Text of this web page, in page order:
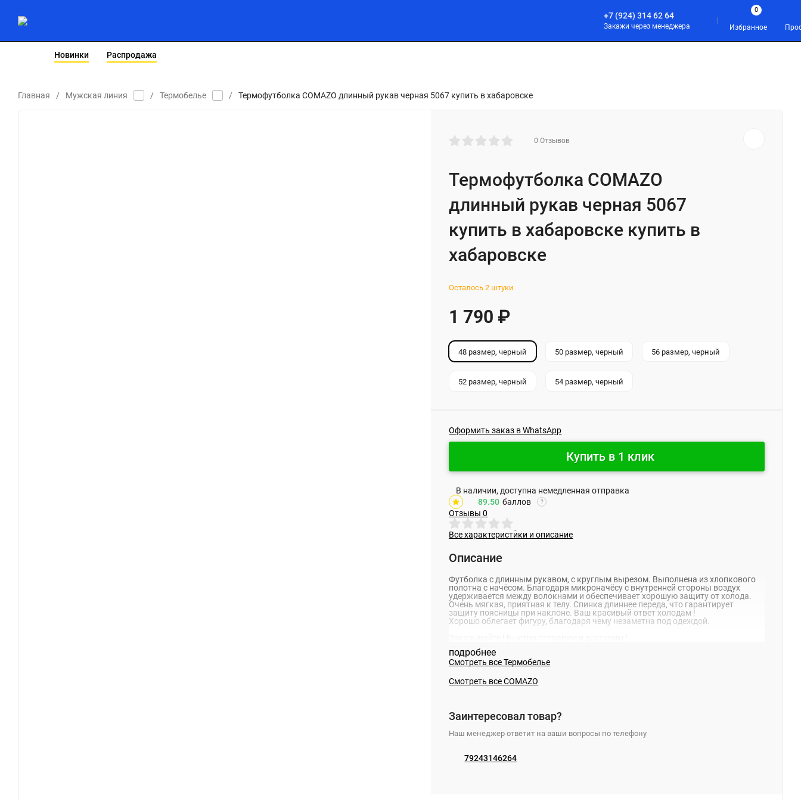
+7 (924) 314 62 64
Закажи через менеджера Избранное
0
Новинки Распродажа
Главная / Мужская линия / Термобелье / Термофутболка COMAZO длинный рукав черная 5067 купить в хабаровске
0 Отзывов
Термофутболка COMAZO
длинный рукав черная 5067
купить в хабаровске купить в
хабаровске
Осталось 2 штуки
1 790 ₽
48 размер, черный 50 размер, черный 56 размер, черный
52 размер, черный 54 размер, черный
Оформить заказ в WhatsApp
Купить в 1 клик
В наличии, доступна немедленная отправка
89.50 баллов ?
Отзывы0
Все характеристики и описание
Описание
Футболка с длинным рукавом, с круглым вырезом. Выполнена из хлопкового
полотна с начёсом. Благодаря микроначёсу с внутренней стороны воздух
удерживается между волокнами и обеспечивает хорошую защиту от холода.
Очень мягкая, приятная к телу. Спинка длиннее переда, что гарантирует
защиту поясницы при наклоне. Ваш красивый ответ холодам !
Хорошо облегает фигуру, благодаря чему незаметна под одеждой.
подробнее
Смотреть всеТермобелье
Смотреть все COMAZO
Заинтересовал товар?
Наш менеджер ответит на ваши вопросы по телефону
79243146264